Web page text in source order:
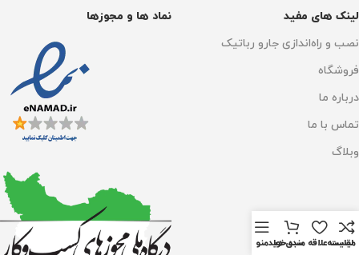
لینک های مفید
نصب و راه‌اندازی جارو رباتیک
فروشگاه
درباره ما
تماس با ما
وبلاگ
نماد ها و مجوزها
مقايسه
لیست علاقه مندی ها
سبد خریدمنو